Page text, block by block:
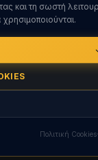
και τη σωστή
χρησιμοποιούνται.
Πολιτική Cookies·